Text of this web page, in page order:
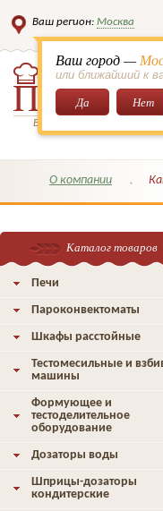
Ваш регион: Москва
Ваш город —
или ближайший к
Да Нет
Всё для кондитеров и
О компании
Каталог товаров
Печи
Пароконвектоматы
Шкафы расстойные
Тестомесильные и
машины
Формующее и
тестоделительное
оборудование
Дозаторы воды
Шприцы-дозаторы
кондитерские